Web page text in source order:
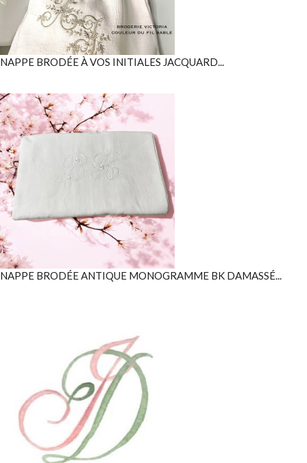
NAPPE BRODÉE À VOS INITIALES JACQUARD...
NAPPE BRODÉE ANTIQUE MONOGRAMME BK DAMASSÉ...